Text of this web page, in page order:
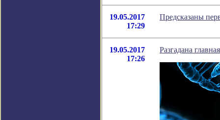
19.05.2017
17:29
Предсказаны
19.05.2017
17:26
Разгадана